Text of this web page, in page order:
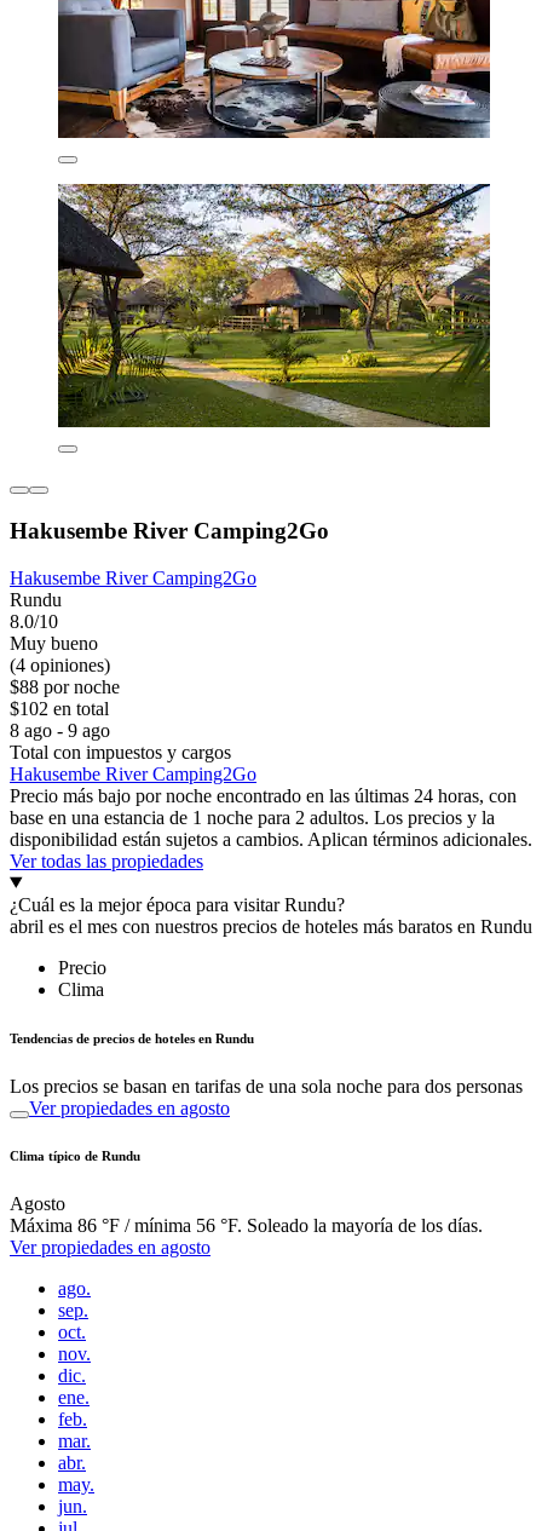
Hakusembe River Camping2Go
Hakusembe River Camping2Go
Rundu
8.0/10
Muy bueno
(4 opiniones)
$88 por noche
$102 en total
8 ago - 9 ago
Total con impuestos y cargos
Hakusembe River Camping2Go
Precio más bajo por noche encontrado en las últimas 24 horas, con
base en una estancia de 1 noche para 2 adultos. Los precios y la
disponibilidad están sujetos a cambios. Aplican términos adicionales.
Ver todas las propiedades
¿Cuál es la mejor época para visitar Rundu?
abril es el mes con nuestros precios de hoteles más baratos en Rundu
Precio
Clima
Tendencias de precios de hoteles en Rundu
Los precios se basan en tarifas de una sola noche para dos personas
Ver propiedades en agosto
Clima típico de Rundu
Agosto
Máxima 86 °F / mínima 56 °F. Soleado la mayoría de los días.
Ver propiedades en agosto
ago.
sep.
oct.
nov.
dic.
ene.
feb.
mar.
abr.
may.
jun.